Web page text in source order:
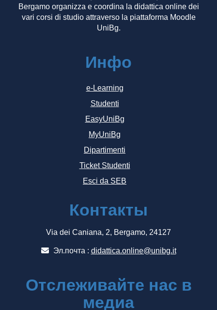
Bergamo organizza e coordina la didattica online dei
vari corsi di studio attraverso la piattaforma Moodle
UniBg.
Инфо
e-Learning
Studenti
EasyUniBg
MyUniBg
Dipartimenti
Ticket Studenti
Esci da SEB
Контакты
Via dei Caniana, 2, Bergamo, 24127
Эл.почта : didattica.online@unibg.it
Отслеживайте нас в
медиа